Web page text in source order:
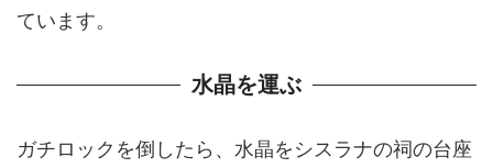
ています。
水晶を運ぶ
ガチロックを倒したら、水晶をシスラナの祠の台座